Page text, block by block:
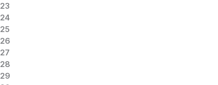
23
24
25
26
27
28
29